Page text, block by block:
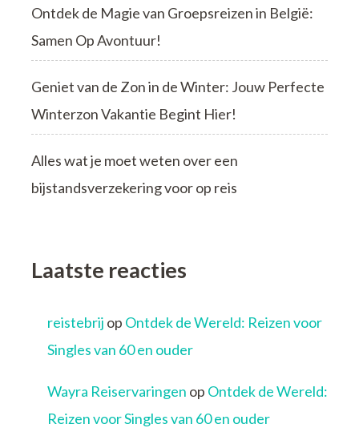
Ontdek de Magie van Groepsreizen in België:
Samen Op Avontuur!
Geniet van de Zon in de Winter: Jouw Perfecte
Winterzon Vakantie Begint Hier!
Alles wat je moet weten over een
bijstandsverzekering voor op reis
Laatste reacties
reistebrij op Ontdek de Wereld: Reizen voor
Singles van 60 en ouder
Wayra Reiservaringen op Ontdek de Wereld:
Reizen voor Singles van 60 en ouder